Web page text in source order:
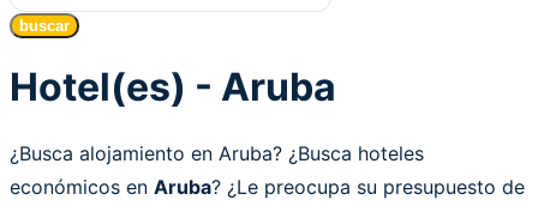
buscar
Hotel(es) - Aruba
¿Busca alojamiento en Aruba? ¿Busca hoteles
económicos en Aruba? ¿Le preocupa su presupuesto de